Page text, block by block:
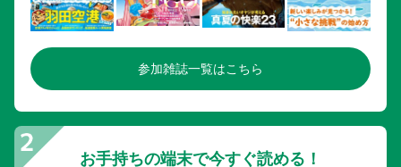
ュートリップ
人気3大エリア／嵐山周辺／天龍寺周辺スポット
人気3大エリア／嵐山周辺／嵐山からひと足のばして 松尾・
京都駅・伏見稲荷周辺／伏見稲荷大社
京都駅・伏見稲荷周辺／東福寺
参加雑誌一覧はこちら
お手持ちの端末で今すぐ読める！